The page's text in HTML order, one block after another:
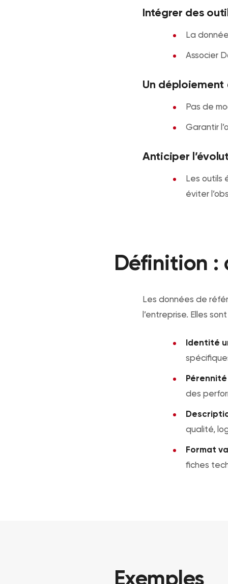
Intégrer des
La
Associer
Un déploiement
Pas de
Garantir
Anticiper
Les outils
éviter
Définition :
Les données de
l’entreprise. Elles
Identité
des
qualité,
Format
fiches
Exemples